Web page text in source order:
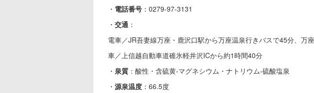
・ 電話番号 ：0279-97-3131
・ 交通 ：
電車／JR吾妻線万座・鹿沢口駅から万座温泉行きバスで45分、万
車／上信越自動車道碓氷軽井沢ICから約1時間40分
・ 泉質 ：酸性・含硫黄-マグネシウム・ナトリウム-硫酸塩泉
・ 源泉温度 ：66.5度